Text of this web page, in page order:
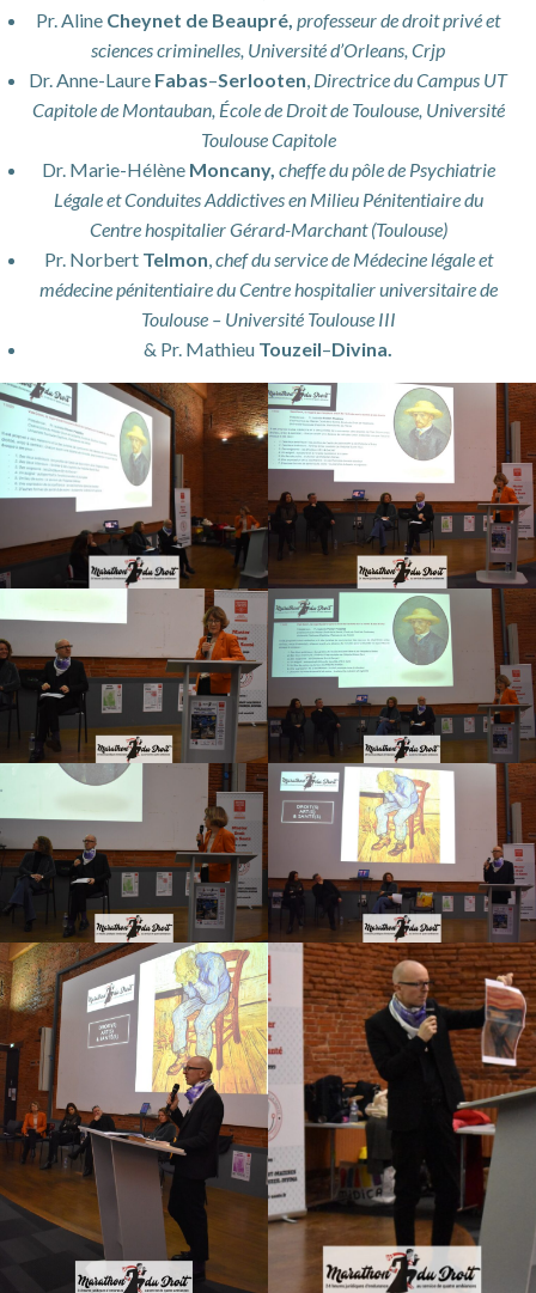
Pr. Aline Cheynet de Beaupré, professeur de droit privé et
sciences criminelles, Université d’Orleans, Crjp
Dr. Anne-Laure Fabas–Serlooten, Directrice du Campus UT
Capitole de Montauban, École de Droit de Toulouse, Université
Toulouse Capitole
Dr. Marie-Hélène Moncany, cheffe du pôle de Psychiatrie
Légale et Conduites Addictives en Milieu Pénitentiaire du
Centre hospitalier Gérard-Marchant (Toulouse)
Pr. Norbert Telmon,chef du service de Médecine légale et
médecine pénitentiaire du Centre hospitalier universitaire de
Toulouse – Université Toulouse III
& Pr. Mathieu Touzeil–Divina.